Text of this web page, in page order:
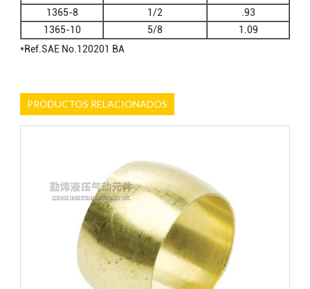
1365-8
1/2
.93
1365-10
5/8
1.09
*Ref.SAE No.120201 BA
PRODUCTOS RELACIONADOS